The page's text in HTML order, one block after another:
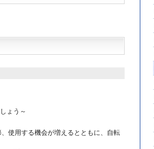
しょう～
使用する機会が増えるとともに、自転